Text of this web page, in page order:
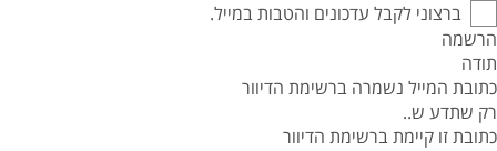
ברצוני לקבל עדכונים והטבות במייל.
הרשמה
תודה
כתובת המייל נשמרה ברשימת הדיוור
רק שתדע ש..
כתובת זו קיימת ברשימת הדיוור